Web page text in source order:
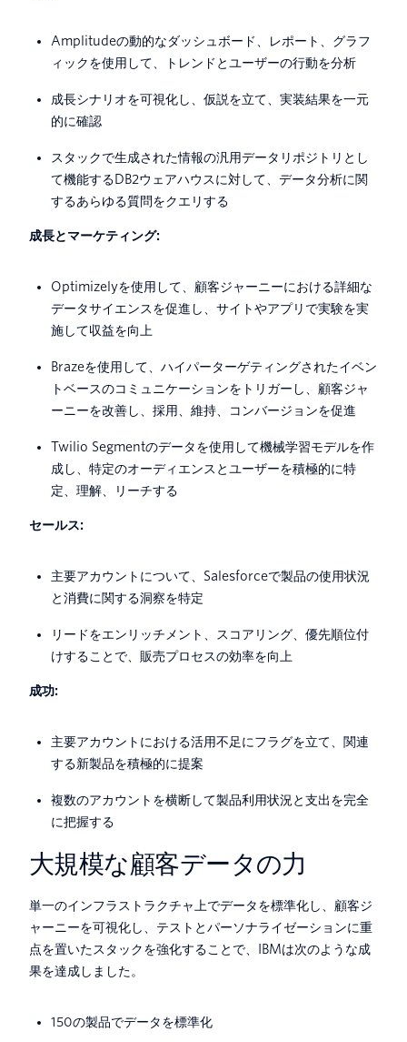
Amplitudeの動的なダッシュボード、レポート、グラフ
ィックを使用して、トレンドとユーザーの行動を分析
成長シナリオを可視化し、仮説を立て、実装結果を一元
的に確認
スタックで生成された情報の汎用データリポジトリとし
て機能するDB2ウェアハウスに対して、データ分析に関
するあらゆる質問をクエリする
成長とマーケティング:
Optimizelyを使用して、顧客ジャーニーにおける詳細な
データサイエンスを促進し、サイトやアプリで実験を実
施して収益を向上
Brazeを使用して、ハイパーターゲティングされたイベン
トベースのコミュニケーションをトリガーし、顧客ジャ
ーニーを改善し、採用、維持、コンバージョンを促進
Twilio Segmentのデータを使用して機械学習モデルを作
成し、特定のオーディエンスとユーザーを積極的に特
定、理解、リーチする
セールス:
主要アカウントについて、Salesforceで製品の使用状況
と消費に関する洞察を特定
リードをエンリッチメント、スコアリング、優先順位付
けすることで、販売プロセスの効率を向上
成功:
主要アカウントにおける活用不足にフラグを立て、関連
する新製品を積極的に提案
複数のアカウントを横断して製品利用状況と支出を完全
に把握する
大規模な顧客データの力
単一のインフラストラクチャ上でデータを標準化し、顧客ジ
ャーニーを可視化し、テストとパーソナライゼーションに重
点を置いたスタックを強化することで、IBMは次のような成
果を達成しました。
150の製品でデータを標準化